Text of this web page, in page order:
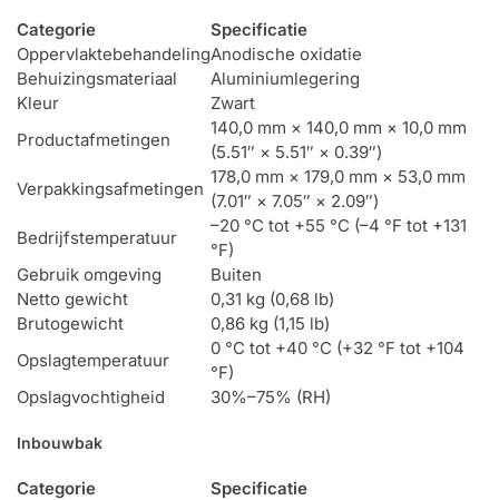
Categorie
Specificatie
OppervlaktebehandelingAnodische oxidatie
Behuizingsmateriaal
Aluminiumlegering
Kleur
Zwart
Productafmetingen
140,0 mm × 140,0 mm × 10,0 mm
(5.51″ × 5.51″ × 0.39″)
Verpakkingsafmetingen
178,0 mm × 179,0 mm × 53,0 mm
(7.01″ × 7.05″ × 2.09″)
Bedrijfstemperatuur
–20 °C tot +55 °C (–4 °F tot +131
°F)
Gebruik omgeving
Buiten
Netto gewicht
0,31 kg (0,68 lb)
Brutogewicht
0,86 kg (1,15 lb)
Opslagtemperatuur
0 °C tot +40 °C (+32 °F tot +104
°F)
Opslagvochtigheid
30%–75% (RH)
Inbouwbak
Categorie
Specificatie